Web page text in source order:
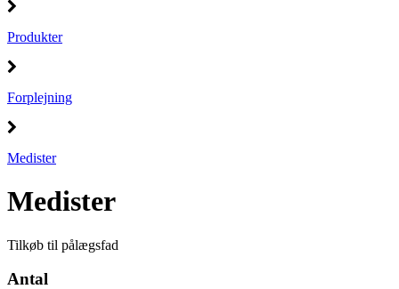
Produkter
Forplejning
Medister
Medister
Tilkøb til pålægsfad
Antal